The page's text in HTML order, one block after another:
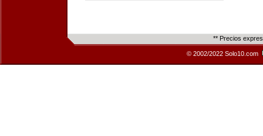
** Precios
© 2002/2022 Solo10.com